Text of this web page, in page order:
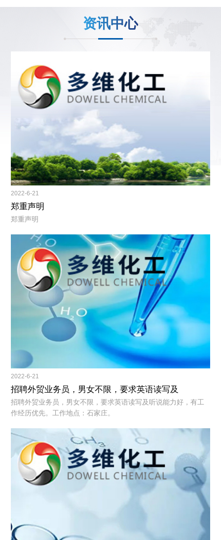
资讯中心
2022-6-21
郑重声明
郑重声明
2022-6-21
招聘外贸业务员，男女不限，要求英语读写及
招聘外贸业务员，男女不限，要求英语读写及听说能力好，有工
作经历优先。工作地点：石家庄。